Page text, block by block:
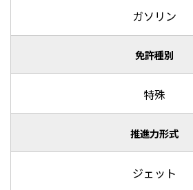
ガソリン
免許種別
特殊
推進力形式
ジェット